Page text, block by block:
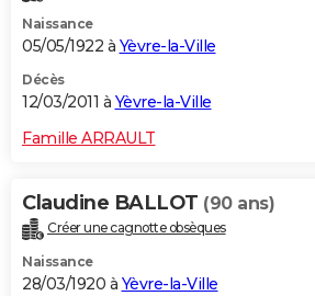
Naissance
05/05/1922 à Yèvre-la-Ville
Décès
12/03/2011 à Yèvre-la-Ville
Famille ARRAULT
Claudine BALLOT (90 ans)
Créer une cagnotte obsèques
Naissance
28/03/1920 à Yèvre-la-Ville